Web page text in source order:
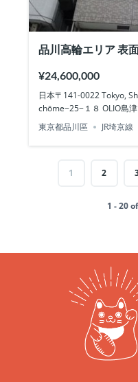
品川高輪エリア 表
¥24,600,000
日本〒141-0022 Tokyo,
chōme−25−１８ OLIO島
東京都品川區
JR埼京線
1 2
1 - 20